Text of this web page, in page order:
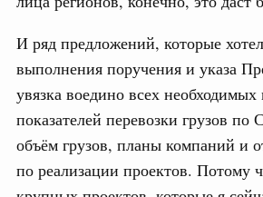
И ряд предложений, которые
выполнения поручения и указа
увязка воедино всех
показателей перевозки грузов
объём грузов, планы компаний и
по реализации проектов. Потому